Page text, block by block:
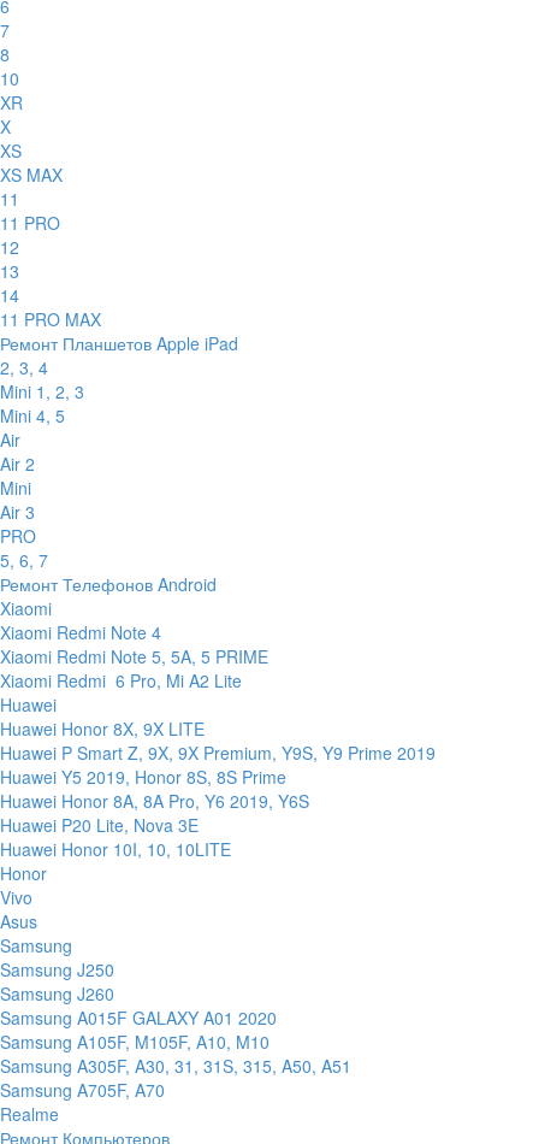
6
7
8
10
XR
X
XS
XS MAX
11
11 PRO
12
13
14
11 PRO MAX
Ремонт Планшетов Apple iPad
2, 3, 4
Mini 1, 2, 3
Mini 4, 5
Air
Air 2
Mini
Air 3
PRO
5, 6, 7
Ремонт Телефонов Android
Xiaomi
Xiaomi Redmi Note 4
Xiaomi Redmi Note 5, 5A, 5 PRIME
Xiaomi Redmi 6 Pro, Mi A2 Lite
Huawei
Huawei Honor 8X, 9X LITE
Huawei P Smart Z, 9X, 9X Premium, Y9S, Y9 Prime 2019
Huawei Y5 2019, Honor 8S, 8S Prime
Huawei Honor 8A, 8A Pro, Y6 2019, Y6S
Huawei P20 Lite, Nova 3E
Huawei Honor 10I, 10, 10LITE
Honor
Vivo
Asus
Samsung
Samsung J250
Samsung J260
Samsung A015F GALAXY A01 2020
Samsung A105F, M105F, A10, M10
Samsung A305F, A30, 31, 31S, 315, A50, A51
Samsung A705F, A70
Realme
Ремонт Компьютеров